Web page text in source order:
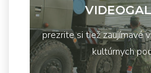
prezrite si tiež zaujímavé
kultúrnych